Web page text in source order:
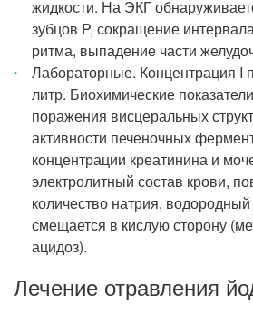
жидкости. На ЭКГ
зубцов P, сокращение
ритма, выпадение части
Лабораторные. Концентрация I
литр. Биохимические
поражения висцеральных
активности печеночных
концентрации креатинина и
электролитный состав крови,
количество натрия, водородный
смещается в кислую сторону
ацидоз).
Лечение отравления